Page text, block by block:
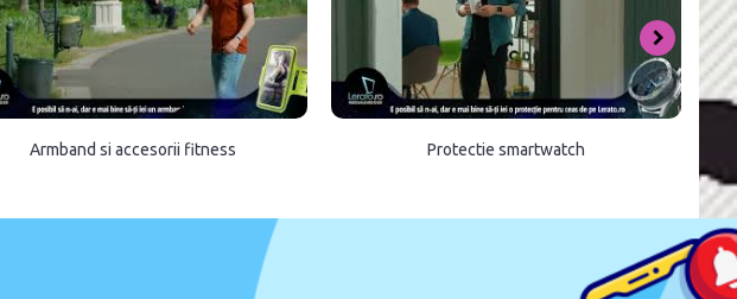
Armband si accesorii fitness Protectie smartwatch